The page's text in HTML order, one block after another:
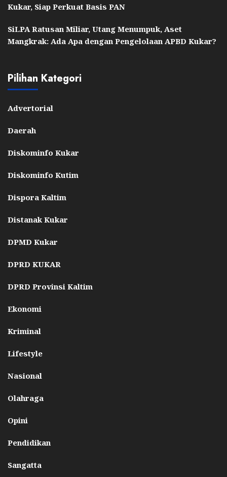
Kukar, Siap Perkuat Basis PAN
SiLPA Ratusan Miliar, Utang Menumpuk, Aset
Mangkrak: Ada Apa dengan Pengelolaan APBD Kukar?
Pilihan Kategori
Advertorial
Daerah
Diskominfo Kukar
Diskominfo Kutim
Dispora Kaltim
Distanak Kukar
DPMD Kukar
DPRD KUKAR
DPRD Provinsi Kaltim
Ekonomi
Kriminal
Lifestyle
Nasional
Olahraga
Opini
Pendidikan
Sangatta